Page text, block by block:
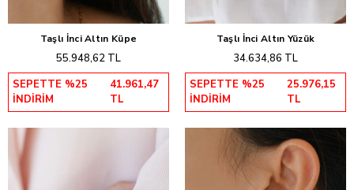
Sepete Ekle
Taşlı İnci Altın Küpe
55.948,62 TL
SEPETTE %25
İNDİRİM
41.961,47
TL
Sepete Ekle
Taşlı İnci Altın Yüzük
34.634,86 TL
SEPETTE %25
İNDİRİM
25.976,15
TL